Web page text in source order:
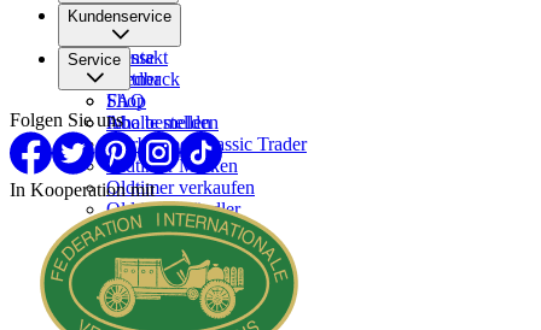
Über uns
Karriere
Presse
Partner
Kundenservice
Kontakt
Feedback
FAQ
Inhalte melden
Service
Shop
Abo bestellen
Werben bei Classic Trader
Oldtimer Marken
Oldtimer verkaufen
Oldtimer Händler
Folgen Sie uns
In Kooperation mit